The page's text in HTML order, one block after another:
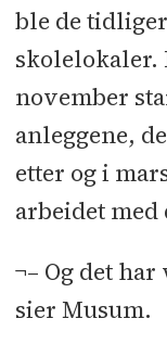
Amundsen
Billel
Norge l
idrettshall:
Inneklima l
Grøtan
ble de
skolelokaler.
november
anleggene,
etter og i
arbeidet
¬– Og det
sier Musum.